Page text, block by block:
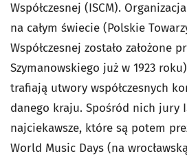
Współczesnej (ISCM).
na całym świecie (Polskie
Współczesnej zostało założone
Szymanowskiego już w 1923
trafiają utwory współczesnych
danego kraju. Spośród nich jury
najciekawsze, które są potem
World Music Days (na